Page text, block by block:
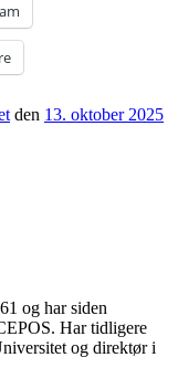
den 13. oktober 2025
og har siden
Har tidligere
og direktør i